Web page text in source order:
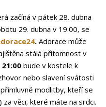
začíná v pátek 28. dubna
29. dubna v 19:00, se
. Adorace může
stálá přítomnost v
bude v kostele k
nebo slavení svátosti
modlitby, kteří se
věci, které máte na srdci.